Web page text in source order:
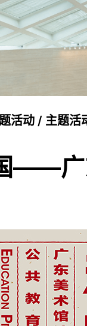
活动 / 主题活
——广